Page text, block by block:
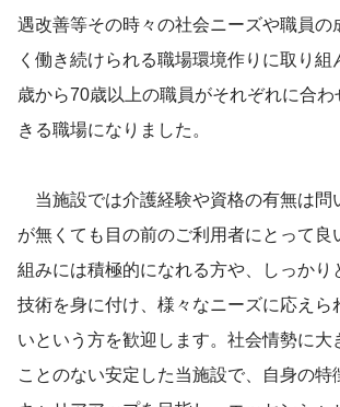
遇改善等その時々の社会ニーズや職員の
く働き続けられる職場環境作りに取り組
歳から70歳以上の職員がそれぞれに合
きる職場になりました。
当施設では介護経験や資格の有無は問
が無くても目の前のご利用者にとって良
組みには積極的になれる方や、しっかり
技術を身に付け、様々なニーズに応えら
いという方を歓迎します。社会情勢に大
ことのない安定した当施設で、自身の特